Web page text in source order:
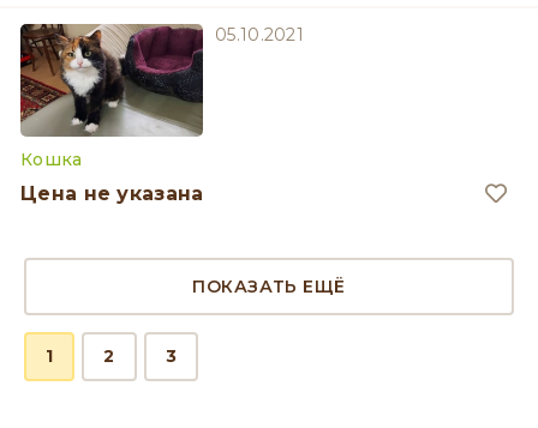
05.10.2021
Кошка
Цена не указана
ПОКАЗАТЬ ЕЩЁ
1 2 3